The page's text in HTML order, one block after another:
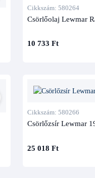
Cikkszám: 580264
Csörlőolaj Lewmar
10 733 Ft
Cikkszám: 580266
Csörlőzsír Lewmar
25 018 Ft